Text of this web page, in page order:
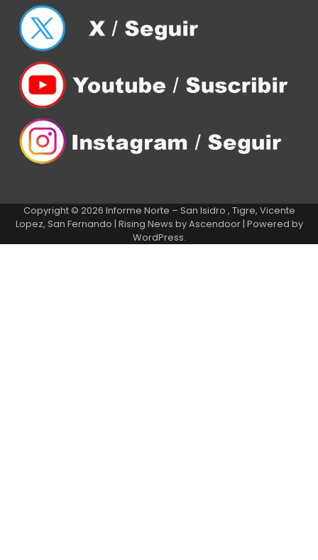
Copyright © 2026 Informe Norte – San Isidro , Tigre, Vicente
Lopez, San Fernando | Rising News byAscendoor| Powered by
WordPress.